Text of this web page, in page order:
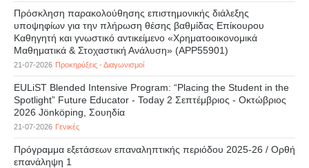
Πρόσκληση παρακολούθησης επιστημονικής διάλεξης
υποψηφίων για την πλήρωση θέσης βαθμίδας Επίκουρου
Καθηγητή και γνωστικό αντικείμενο «Χρηματοοικονομικά
Μαθηματικά & Στοχαστική Ανάλυση» (APP55901)
21-07-2026 Προκηρύξεις - Διαγωνισμοί
EULiST Blended Intensive Program: “Placing the Student in the
Spotlight” Future Educator - Today 2 Σεπτέμβριος - Οκτώβριος
2026 Jönköping, Σουηδία
21-07-2026 Γενικές
Πρόγραμμα εξετάσεων επαναληπτικής περιόδου 2025-26 / Ορθή
επανάληψη 1